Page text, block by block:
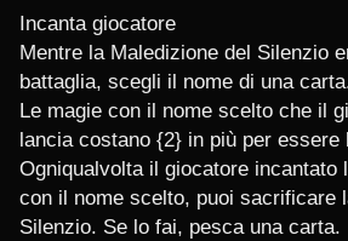
Incanta giocatore
Mentre la Maledizione del Silenzio
battaglia, scegli il nome di una
Le magie con il nome scelto che il
lancia costano {2} in più per essere
Ogniqualvolta il giocatore incantato
con il nome scelto, puoi sacrificare
Silenzio. Se lo fai, pesca una carta.